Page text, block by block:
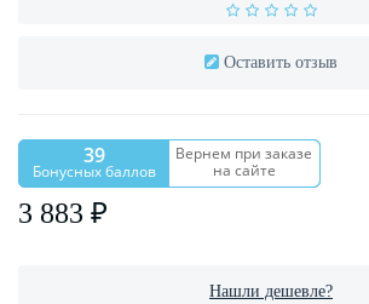
Оставить отзыв
39
Бонусных баллов
Вернем при заказе
на сайте
3 883 ₽
Нашли дешевле?